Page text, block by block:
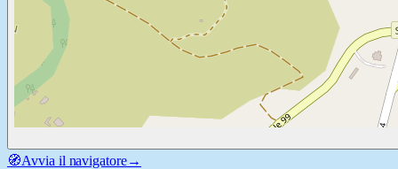
🧭Avvia il navigatore→